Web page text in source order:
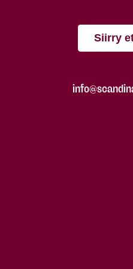
Siirry